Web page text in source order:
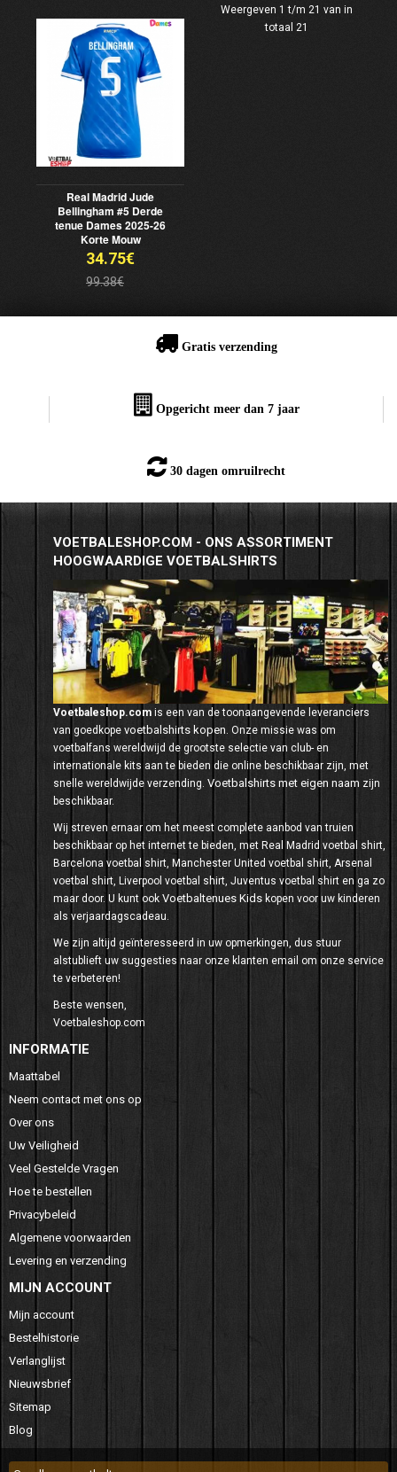
Real Madrid Jude
Bellingham #5 Derde
tenue Dames 2025-26
Korte Mouw
34.75€
99.38€
Weergeven 1 t/m 21 van in
totaal 21
Gratis verzending
Opgericht meer dan 7 jaar
30 dagen omruilrecht
VOETBALESHOP.COM - ONS ASSORTIMENT
HOOGWAARDIGE VOETBALSHIRTS
Voetbaleshop.com is een van de toonaangevende leveranciers
van goedkope voetbalshirts kopen . Onze missie was om
voetbalfans wereldwijd de grootste selectie van club- en
internationale kits aan te bieden die online beschikbaar zijn, met
snelle wereldwijde verzending. Voetbalshirts met eigen naam zijn
beschikbaar.
Wij streven ernaar om het meest complete aanbod van truien
beschikbaar op het internet te bieden, met Real Madrid voetbal shirt,
Barcelona voetbal shirt, Manchester United voetbal shirt, Arsenal
voetbal shirt, Liverpool voetbal shirt, Juventus voetbal shirt en ga zo
maar door. U kunt ook Voetbaltenues Kids kopen voor uw kinderen
als verjaardagscadeau.
We zijn altijd geïnteresseerd in uw opmerkingen, dus stuur
alstublieft uw suggesties naar onze klanten email om onze service
te verbeteren!
Beste wensen,
Voetbaleshop.com
INFORMATIE
Maattabel
Neem contact met ons op
Over ons
Uw Veiligheid
Veel Gestelde Vragen
Hoe te bestellen
Privacybeleid
Algemene voorwaarden
Levering en verzending
MIJN ACCOUNT
Mijn account
Bestelhistorie
Verlanglijst
Nieuwsbrief
Sitemap
Blog